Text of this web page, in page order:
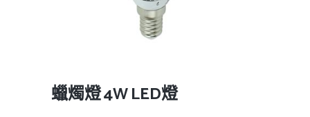
蠟燭燈 4W LED燈